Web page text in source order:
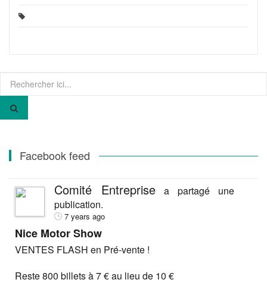
pour
Facebook feed
Comité Entreprise a partagé une
publication.
7 years ago
Nice Motor Show
VENTES FLASH en Pré-vente !
Reste 800 billets à 7 € au lieu de 10 €